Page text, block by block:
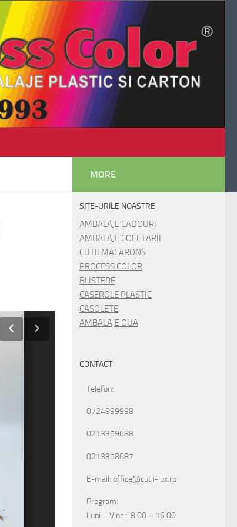
MORE
SITE-URILE NOASTRE
AMBALAJE CADOURI
AMBALAJE COFETARII
CUTII MACARONS
PROCESS COLOR
BLISTERE
CASEROLE PLASTIC
CASOLETE
AMBALAJE OUA
CONTACT
Telefon:
0724899998
0213359688
0213358687
E-mail: office@cutii-lux.ro
Program:
Luni – Vineri 8:00 – 16:00